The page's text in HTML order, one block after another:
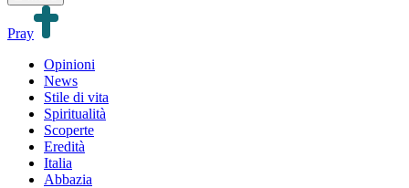
Pray
Opinioni
News
Stile di vita
Spiritualità
Scoperte
Eredità
Italia
Abbazia